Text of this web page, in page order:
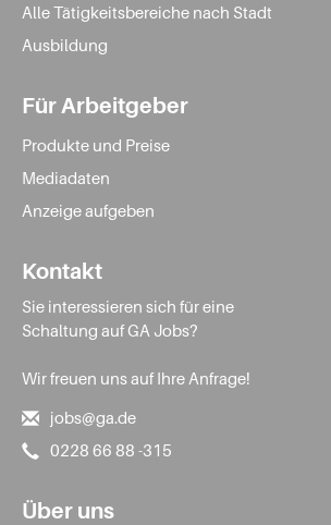
Alle Tätigkeitsbereiche nach Stadt
Ausbildung
Für Arbeitgeber
Produkte und Preise
Mediadaten
Anzeige aufgeben
Kontakt
Sie interessieren sich für eine
Schaltung auf GA Jobs?
Wir freuen uns auf Ihre Anfrage!
jobs@ga.de
0228 66 88 -315
Über uns